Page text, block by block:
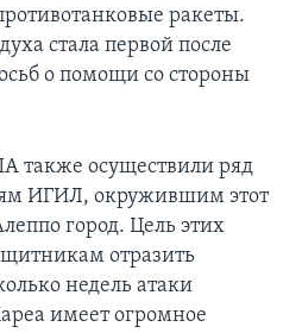
ракеты.
стала первой после
о помощи со стороны
также осуществили ряд
ИГИЛ, окружившим этот
город. Цель этих
отразить
недель атаки
имеет огромное